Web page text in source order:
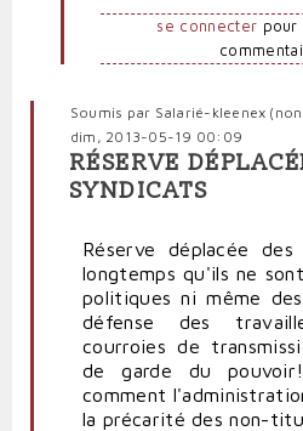
Polit'producteur
vérifié)
se connecter pour
Soumis par Salarié-kleenex
dim, 2013-05-19 00:09
RÉSERVE
SYNDICATS
Réserve déplacée
longtemps qu'ils ne
politiques ni même
défense des
courroies de
de garde du
comment
la précarité des non-